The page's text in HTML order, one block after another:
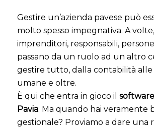
Gestire un’azienda pavese può
molto spesso impegnativa. A
imprenditori, responsabili,
passano da un ruolo ad un altro
gestire tutto, dalla contabilità alle
umane e oltre.
È qui che entra in gioco il
Pavia. Ma quando hai veramente
gestionale? Proviamo a dare una